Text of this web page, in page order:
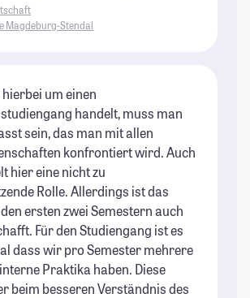
Magdeburg-Stendal
hierbei um einen
handelt, muss man
sein, das man mit allen
konfrontiert wird. Auch
hier eine nicht zu
Rolle. Allerdings ist das
ersten zwei Semestern auch
Für den Studiengang ist es
dass wir pro Semester mehrere
Praktika haben. Diese
beim besseren Verständnis des